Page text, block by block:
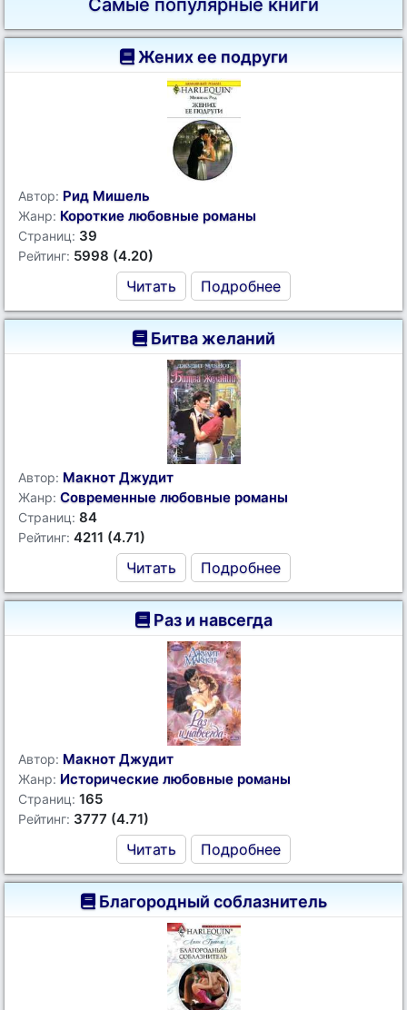
Самые популярные книги
Жених ее подруги
Автор: Рид Мишель
Жанр: Короткие любовные романы
Страниц: 39
Рейтинг: 5998 (4.20)
Читать Подробнее
Битва желаний
Автор: Макнот Джудит
Жанр: Современные любовные романы
Страниц: 84
Рейтинг: 4211 (4.71)
Читать Подробнее
Раз и навсегда
Автор: Макнот Джудит
Жанр: Исторические любовные романы
Страниц: 165
Рейтинг: 3777 (4.71)
Читать Подробнее
Благородный соблазнитель